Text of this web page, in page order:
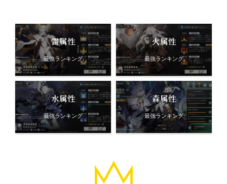
雷属性
最強ランキング
火属性
最強ランキング
水属性
最強ランキング
森属性
最強ランキング